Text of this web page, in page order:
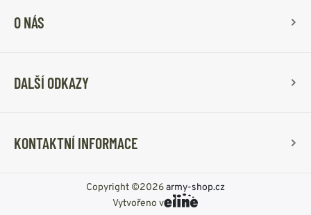
O NÁS
DALŠÍ ODKAZY
KONTAKTNÍ INFORMACE
Copyright ©2026army-shop.cz
Vytvořeno v